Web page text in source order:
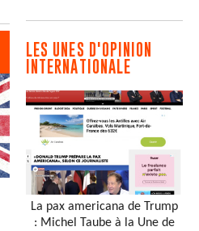
LES UNES D'OPINION
INTERNATIONALE
La pax americana de Trump
: Michel Taube à la Une de